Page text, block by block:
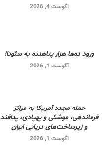
آگوست 4, 2026
ورود ده‌ها هزار پناهنده به سئوتا!
آگوست 1, 2026
حمله مجدد آمریکا به مراکز
فرماندهی، موشکی و پهپادی، پدافند
و زیرساخت‌های دریایی ایران
آگوست 1, 2026